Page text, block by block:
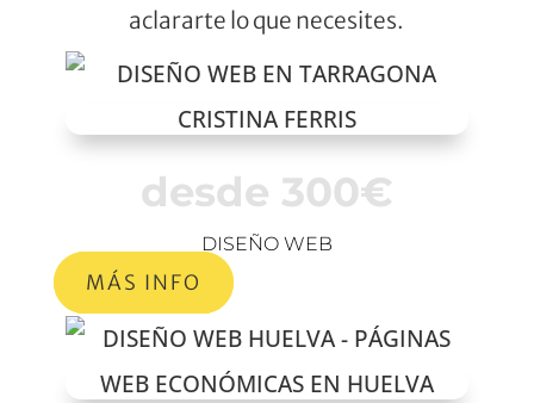
aclararte lo que necesites.
desde 300€
DISEÑO WEB
MÁS INFO